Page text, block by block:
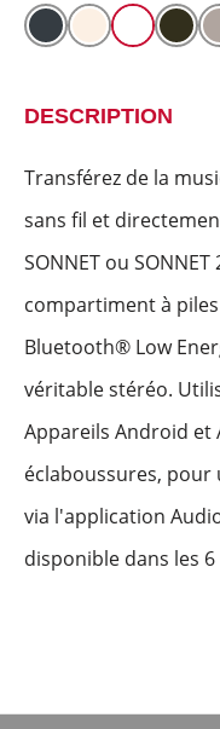
DESCRIPTION
Transférez de la
sans fil et
SONNET ou
compartiment à
Bluetooth® Low
véritable stéréo.
Appareils Android et
éclaboussures, pour
via l'application
disponible dans les